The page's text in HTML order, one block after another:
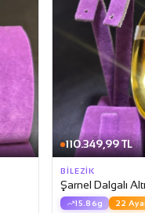
110.349,99 TL
BILEZIK
Şarnel Dalgalı
15.86g 22